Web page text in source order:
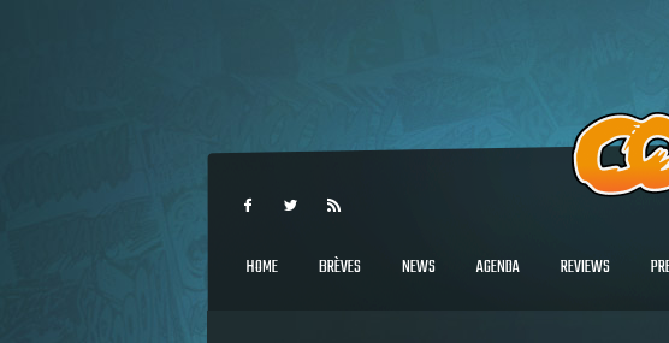
HOME BRÈVES NEWS AGENDA REVIEWS